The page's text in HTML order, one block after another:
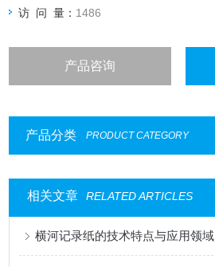
访 问 量： 1486
产品咨询
产品分类 PRODUCT CATEGORY
相关文章 RELATED ARTICLES
横河记录纸的技术特点与应用领域